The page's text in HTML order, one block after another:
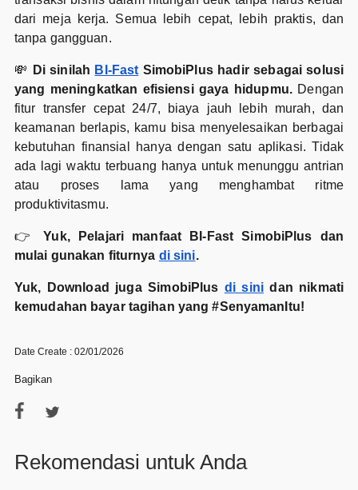
dari meja kerja. Semua lebih cepat, lebih praktis, dan
tanpa gangguan.
💸 Di sinilah BI-Fast SimobiPlus hadir sebagai solusi
yang meningkatkan efisiensi gaya hidupmu. Dengan
fitur transfer cepat 24/7, biaya jauh lebih murah, dan
keamanan berlapis, kamu bisa menyelesaikan berbagai
kebutuhan finansial hanya dengan satu aplikasi. Tidak
ada lagi waktu terbuang hanya untuk menunggu antrian
atau proses lama yang menghambat ritme
produktivitasmu.
👉Yuk, Pelajari manfaat BI-Fast SimobiPlus dan
mulai gunakan fiturnya di sini.
Yuk, Download juga SimobiPlus di sini dan nikmati
kemudahan bayar tagihan yang #SenyamanItu!
Date Create : 02/01/2026
Bagikan
Rekomendasi untuk Anda